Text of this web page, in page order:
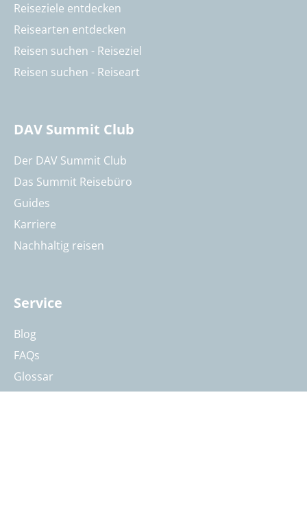
Reiseziele entdecken
Reisearten entdecken
Reisen suchen - Reiseziel
Reisen suchen - Reiseart
DAV Summit Club
Der DAV Summit Club
Das Summit Reisebüro
Guides
Karriere
Nachhaltig reisen
Service
Blog
FAQs
Glossar